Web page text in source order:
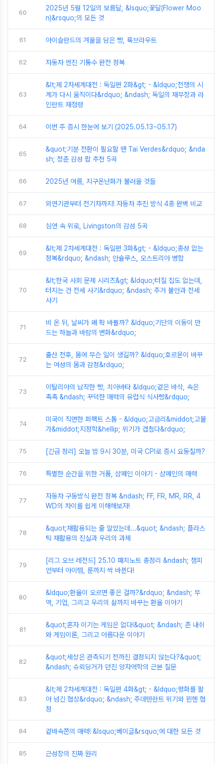
60
2025년 5월 12일의 보름달, &lsquo;꽃달(Flower Moo
n)&rsquo;의 모든 것
61 아이슬란드의 겨울을 담은 빵, 룩브라우트
62 자동차 엔진 기통수 완전 정복
63
&lt;제 2차세계대전 : 독일편 2화&gt; - &ldquo;전쟁의 시
계가 다시 움직이다&rdquo; &ndash; 독일의 재무장과 라
인란트 재점령
64 이번 주 증시 한눈에 보기 (2025.05.13~05.17)
65
&quot;기분 전환이 필요할 땐 Tai Verdes&rdquo; &nda
sh; 청춘 감성 팝 추천 5곡
66 2025년 여름, 지구온난화가 불러올 것들
67 외연기관부터 전기차까지! 자동차 추진 방식 4종 완벽 비교
68 심연 속 위로, Livingston의 감성 5곡
69
&lt;제 2차세계대전 : 독일편 3화&gt; - &ldquo;총성 없는
정복&rdquo; &ndash; 안슐루스, 오스트리아 병합
70
&lt;한국 사회 문제 시리즈&gt; &ldquo;터질 집도 없는데,
터지는 건 전세 사기&rdquo; &ndash; 주거 불안과 전세
사기
71
비 온 뒤, 날씨가 왜 확 바뀔까? &ldquo;기단의 이동이 만
드는 하늘과 바람의 변화&rdquo;
72
출산 전후, 몸에 무슨 일이 생길까? &ldquo;호르몬이 바꾸
는 여성의 몸과 감정&rdquo;
73
이탈리아의 납작한 빵, 치아바타 &ldquo;겉은 바삭, 속은
촉촉 &ndash; 꾸덕한 매력의 유럽식 식사빵&rdquo;
74
미국이 직면한 퍼펙트 스톰 - &ldquo;고금리&middot;고물
가&middot;지정학&hellip; 위기가 겹쳤다&rdquo;
75 [긴급 정리] 오늘 밤 9시 30분, 미국 CPI로 증시 요동칠까?
76 특별한 순간을 위한 거품, 샴페인 이야기 - 샴페인의 매력
77
자동차 구동방식 완전 정복 &ndash; FF, FR, MR, RR, 4
WD의 차이를 쉽게 이해해보자!
78
&quot;재활용되는 줄 알았는데...&quot; &ndash; 플라스
틱 재활용의 진실과 우리의 과제
79
[리그 오브 레전드] 25.10 패치노트 총정리 &ndash; 챔피
언부터 아이템, 룬까지 싹 바뀐다!
80
&ldquo;환율이 오르면 좋은 걸까?&rdquo; &ndash; 무
역, 기업, 그리고 우리의 삶까지 바꾸는 환율 이야기
81
&quot;혼자 이기는 게임은 없다!&quot; &ndash; 존 내쉬
와 게임이론, 그리고 아름다운 이야기
82
&quot;세상은 관측되기 전까진 결정되지 않는다?&quot;
&ndash; 슈뢰딩거가 던진 양자역학의 근본 질문
83
&lt;제 2차세계대전 : 독일편 4화&gt; - &ldquo;평화를 팔
아 넘긴 협상&rdquo; &ndash; 주데텐란트 위기와 뮌헨 협
정
84 겉바속쫀의 매력! &lsquo;베이글&rsquo;에 대한 모든 것
85 근성장의 진짜 원리